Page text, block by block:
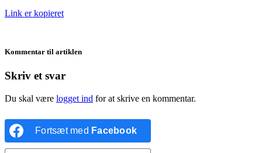
Link er kopieret
Kommentar til artiklen
Skriv et svar
Du skal være logget ind for at skrive en kommentar.
Fortsæt med Facebook